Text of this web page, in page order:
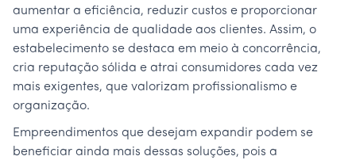
aumentar a eficiência, reduzir custos e proporcionar
uma experiência de qualidade aos clientes. Assim, o
estabelecimento se destaca em meio à concorrência,
cria reputação sólida e atrai consumidores cada vez
mais exigentes, que valorizam profissionalismo e
organização.
Empreendimentos que desejam expandir podem se
beneficiar ainda mais dessas soluções, pois a